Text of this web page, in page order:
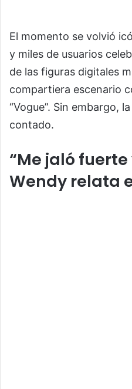
El momento se volvió
y miles de usuarios
de las figuras digitales
compartiera escenario
“Vogue”. Sin embargo,
contado.
“Me jaló
Wendy relata